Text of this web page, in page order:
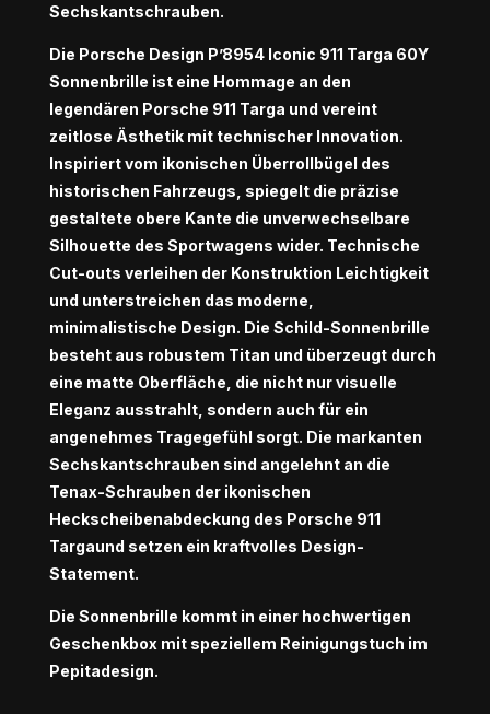
Sechskantschrauben.
Die Porsche Design P’8954 Iconic 911 Targa 60Y
Sonnenbrille ist eine Hommage an den
legendären Porsche 911 Targa und vereint
zeitlose Ästhetik mit technischer Innovation.
Inspiriert vom ikonischen Überrollbügel des
historischen Fahrzeugs, spiegelt die präzise
gestaltete obere Kante die unverwechselbare
Silhouette des Sportwagens wider. Technische
Cut-outs verleihen der Konstruktion Leichtigkeit
und unterstreichen das moderne,
minimalistische Design. Die Schild-Sonnenbrille
besteht aus robustem Titan und überzeugt durch
eine matte Oberfläche, die nicht nur visuelle
Eleganz ausstrahlt, sondern auch für ein
angenehmes Tragegefühl sorgt. Die markanten
Sechskantschrauben sind angelehnt an die
Tenax-Schrauben der ikonischen
Heckscheibenabdeckung des Porsche 911
Targaund setzen ein kraftvolles Design-
Statement.
Die Sonnenbrille kommt in einer hochwertigen
Geschenkbox mit speziellem Reinigungstuch im
Pepitadesign.